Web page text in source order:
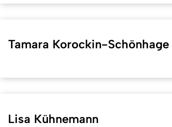
Tamara Korockin-Schönhage
Lisa Kühnemann